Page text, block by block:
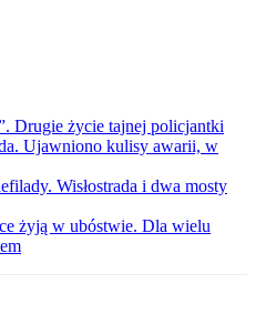
Drugie życie tajnej policjantki
Ujawniono kulisy awarii, w
Wisłostrada i dwa mosty
żyją w ubóstwie. Dla wielu